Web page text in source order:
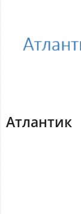
Атлантик